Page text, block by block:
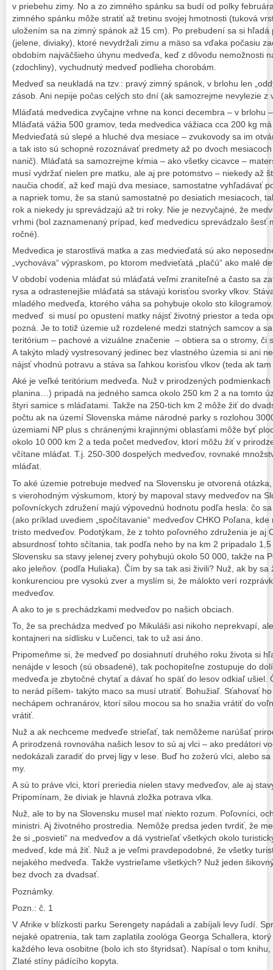
v priebehu zimy. No a zo zimného spánku sa budí od polky
zimného spánku môže stratiť až tretinu svojej hmotnosti (tuková
uložením sa na zimný spánok až 15 cm). Po prebudení sa si hľadá
(jelene, diviaky), ktoré nevydržali zimu a mäso sa vďaka počasiu
obdobím najväčšieho úhynu medveďa, keď z dôvodu nemožnosti
(zdochliny), vychudnutý medveď podlieha chorobám.
Medveď sa neukladá na tzv.: pravý zimný spánok, v brlohu len
zásob. Ani nepije počas celých sto dní (ak samozrejme nevylezie
Mláďatá medvedica zvyčajne vrhne na konci decembra – v brlohu
Mláďatá vážia 500 gramov, teda medvedica vážiaca cca 200 kg
Medvieďatá sú slepé a hluché dva mesiace – zvukovody sa im
a tak isto sú schopné rozoznávať predmety až po dvoch
nanič). Mláďatá sa samozrejme kŕmia – ako všetky cicavce –
musí vydržať nielen pre matku, ale aj pre potomstvo – niekedy až
naučia chodiť, až keď majú dva mesiace, samostatne vyhľadávať
a napriek tomu, že sa stanú samostatné po desiatich mesiacoch,
rok a niekedy ju sprevádzajú až tri roky. Nie je nezvyčajné, že
vrhmi (bol zaznamenaný prípad, keď medvedicu sprevádzalo šesť
ročné).
Medvedica je starostlivá matka a zas medvieďatá sú ako
„vychováva“ výpraskom, po ktorom medvieťatá „plačú“ ako malé
V období vodenia mláďat sú mláďatá veľmi zraniteľné a často sa
rysa a odrastenejšie mláďatá sa stávajú korisťou svorky vlkov.
mladého medveďa, ktorého váha sa pohybuje okolo sto
medveď si musí po opustení matky nájsť životný priestor a teda
pozná. Je to totiž územie už rozdelené medzi statných samcov a
teritórium – pachové a vizuálne značenie – obtiera sa o stromy, či
A takýto mladý vystresovaný jedinec bez vlastného územia si ani
nájsť vhodnú potravu a stáva sa ľahkou korisťou vlkov (teda ak tam
Aké je veľké teritórium medveďa. Nuž v prirodzených
planina…) pripadá na jedného samca okolo 250 km 2 a na tomto
štyri samice s mláďatami. Takže na 250-tich km 2 môže žiť do
počtu ak na území Slovenska máme národné parky s rozlohou
územiami NP plus s chránenými krajinnými oblasťami môže byť
okolo 10 000 km 2 a teda počet medveďov, ktorí môžu žiť v
včítane mláďat. T.j. 250-300 dospelých medveďov, rovnaké
mláďat.
To aké územie potrebuje medveď na Slovensku je otvorená
s vierohodným výskumom, ktorý by mapoval stavy medveďov na
poľovníckych združení majú výpovednú hodnotu podľa hesla: čo
(ako príklad uvediem „spočítavanie“ medveďov CHKO Poľana,
tristo medveďov. Podotýkam, že z tohto poľovného združenia je aj
absurdnosť tohto sčítania, tak podľa neho by na km 2 pripadalo
Slovensku sa stavy jelenej zvery pohybujú okolo 50 000, takže na
ako jeleňov. (podľa Huliaka). Čím by sa tak asi živili? Nuž, ak by
konkurenciou pre vysokú zver a myslím si, že málokto verí
medveďov.
A ako to je s prechádzkami medveďov po našich obciach.
To, že sa prechádza medveď po Mikuláši asi nikoho neprekvapí,
kontajneri na sídlisku v Lučenci, tak to už asi áno.
Pripomeňme si, že medveď po dosiahnutí druhého roku života si
nenájde v lesoch (sú obsadené), tak pochopiteľne zostupuje do
medveďa je zbytočné chytať a dávať ho späť do lesov odkiaľ ušiel.
to nerád píšem- takýto maco sa musí utratiť. Bohužiaľ. Sťahovať
nechápem ochranárov, ktorí silou mocou sa ho snažia vrátiť do
vrátiť.
Nuž a ak nechceme medveďe strieľať, tak nemôžeme narúšať
A prirodzená rovnováha našich lesov to sú aj vlci – ako predátori
nedokázali zaradiť do prvej ligy v lese. Buď ho zožerú vlci, alebo
my.
A sú to práve vlci, ktorí preriedia nielen stavy medveďov, ale aj
Pripomínam, že diviak je hlavná zložka potrava vlka.
Nuž, ale to by na Slovensku musel mať niekto rozum. Poľovníci,
ministri. Aj životného prostredia. Nemôže predsa jeden tvrdiť, že
že si „posvieti“ na medveďov a dá vystrieľať všetkých okolo
medveď, kde má žiť. Nuž a je veľmi pravdepodobné, že všetky
nejakého medveďa. Takže vystrieľame všetkých? Nuž jeden
bez dvoch za dvadsať.
Poznámky.
Pozn.: č. 1
V Afrike v blízkosti parku Serengety napádali a zabíjali levy ľudí.
nejaké opatrenia, tak tam zaplatila zoológa Georga Schallera,
každého leva osobitne (bolo ich sto štyridsať). Napísal o tom
Zlaté stíny pádícího kopyta.